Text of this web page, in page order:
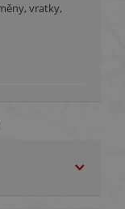
vratky,